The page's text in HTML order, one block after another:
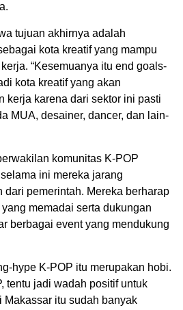
tujuan akhirnya adalah
kota kreatif yang mampu
“Kesemuanya itu end goals-
kota kreatif yang akan
kerja karena dari sektor ini pasti
MUA, desainer, dancer, dan lain-
komunitas K-POP
ini mereka jarang
dari pemerintah. Mereka berharap
memadai serta dukungan
berbagai event yang mendukung
hype K-POP itu merupakan hobi.
tentu jadi wadah positif untuk
Makassar itu sudah banyak